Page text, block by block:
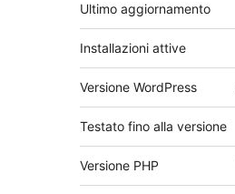
Ultimo aggiornamento
Installazioni attive
Versione WordPress
Testato fino alla versione
Versione PHP